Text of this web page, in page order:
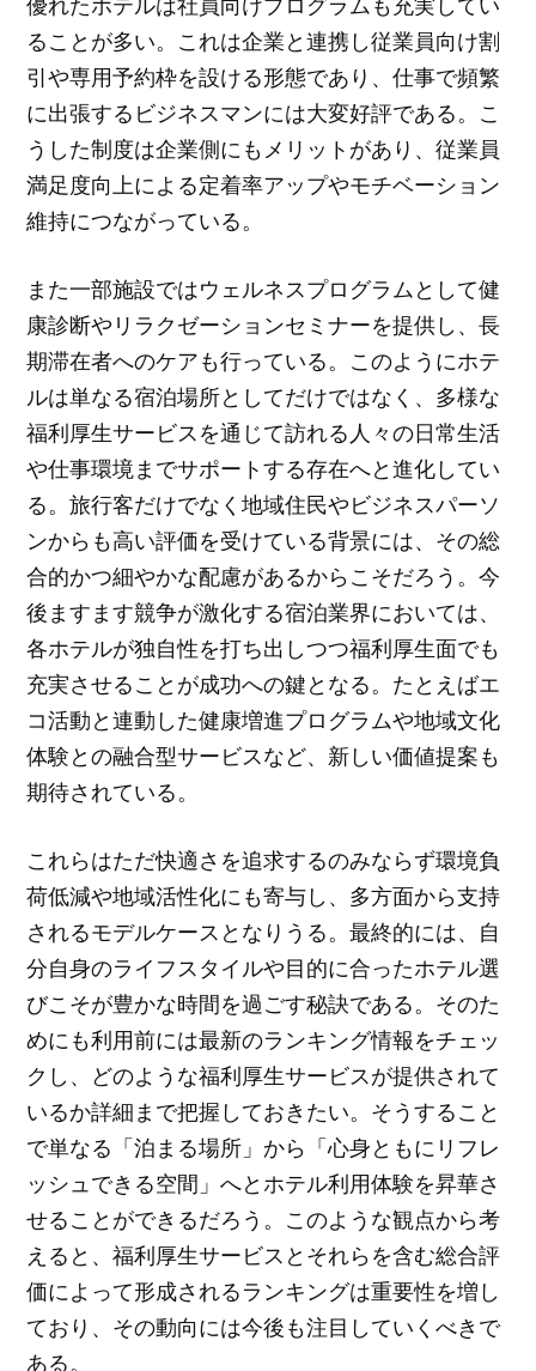
ることが多い。これは企業と連携し従業員向け割
引や専用予約枠を設ける形態であり、仕事で頻繁
に出張するビジネスマンには大変好評である。こ
うした制度は企業側にもメリットがあり、従業員
満足度向上による定着率アップやモチベーション
維持につながっている。
また一部施設ではウェルネスプログラムとして健
康診断やリラクゼーションセミナーを提供し、長
期滞在者へのケアも行っている。このようにホテ
ルは単なる宿泊場所としてだけではなく、多様な
福利厚生サービスを通じて訪れる人々の日常生活
や仕事環境までサポートする存在へと進化してい
る。旅行客だけでなく地域住民やビジネスパーソ
ンからも高い評価を受けている背景には、その総
合的かつ細やかな配慮があるからこそだろう。今
後ますます競争が激化する宿泊業界においては、
各ホテルが独自性を打ち出しつつ福利厚生面でも
充実させることが成功への鍵となる。たとえばエ
コ活動と連動した健康増進プログラムや地域文化
体験との融合型サービスなど、新しい価値提案も
期待されている。
これらはただ快適さを追求するのみならず環境負
荷低減や地域活性化にも寄与し、多方面から支持
されるモデルケースとなりうる。最終的には、自
分自身のライフスタイルや目的に合ったホテル選
びこそが豊かな時間を過ごす秘訣である。そのた
めにも利用前には最新のランキング情報をチェッ
クし、どのような福利厚生サービスが提供されて
いるか詳細まで把握しておきたい。そうすること
で単なる「泊まる場所」から「心身ともにリフレ
ッシュできる空間」へとホテル利用体験を昇華さ
せることができるだろう。このような観点から考
えると、福利厚生サービスとそれらを含む総合評
価によって形成されるランキングは重要性を増し
ており、その動向には今後も注目していくべきで
ある。